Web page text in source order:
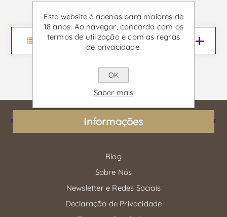
Menu
Informações
Blog
Sobre Nós
Newsletter e Redes Sociais
Declaração de Privacidade
Este website é apenas para maiores de
18 anos. Ao navegar, concorda com os
termos de utilização e com as regras
de privacidade.
OK
Saber mais